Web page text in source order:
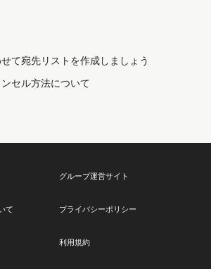
て宛先リストを作成しましょう
グループ運営サイト
て プライバシーポリシー
利用規約